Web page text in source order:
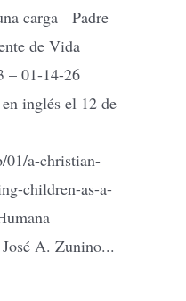
carga Padre
de Vida
– 01-14-26
inglés el 12 de
a-christian-
children-as-a-
A. Zunino...